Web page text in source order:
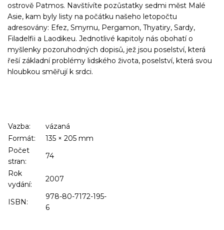
ostrově Patmos. Navštívíte pozůstatky sedmi měst Malé
Asie, kam byly listy na počátku našeho letopočtu
adresovány: Efez, Smyrnu, Pergamon, Thyatiry, Sardy,
Filadelfii a Laodikeu. Jednotlivé kapitoly nás obohatí o
myšlenky pozoruhodných dopisů, jež jsou poselství, která
řeší základní problémy lidského života, poselství, která svou
hloubkou směřují k srdci.
Vazba:
vázaná
Formát:
135 × 205 mm
Počet
stran:
74
Rok
vydání:
2007
ISBN:
978-80-7172-195-
6